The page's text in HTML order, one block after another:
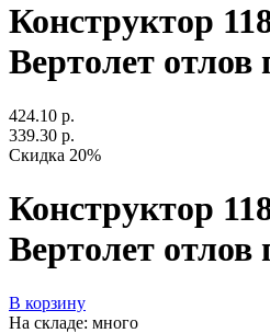
Конструктор
Вертолет отлов
424.10 р.
339.30 р.
Скидка 20%
Конструктор
Вертолет отлов
В корзину
На складе: много